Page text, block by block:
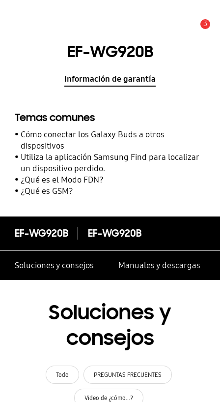
3
EF-WG920B
Información de garantía
Temas comunes
Cómo conectar los Galaxy Buds a otros
dispositivos
Utiliza la aplicación Samsung Find para localizar
un dispositivo perdido.
¿Qué es el Modo FDN?
¿Qué es GSM?
EF-WG920B EF-WG920B
Soluciones y consejos Manuales y descargas
Soluciones y
consejos
Todo PREGUNTAS FRECUENTES
Video de ¿cómo...?